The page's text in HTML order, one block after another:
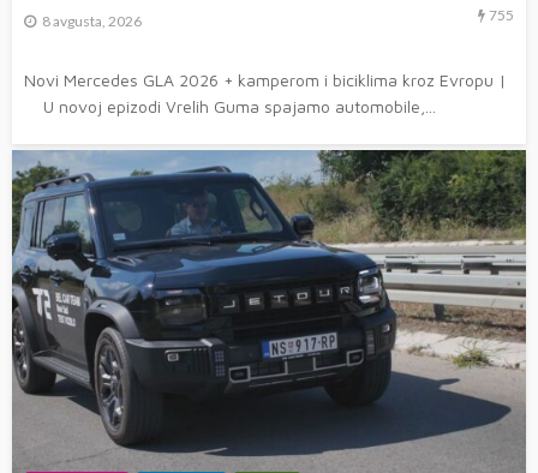
8 avgusta, 2026 755
Novi Mercedes GLA 2026 + kamperom i biciklima kroz Evropu |
U novoj epizodi Vrelih Guma spajamo automobile,...